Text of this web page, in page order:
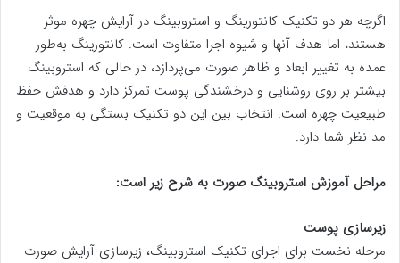
اگرچه هر دو تکنیک کانتورینگ و استروبینگ در آرایش چهره موثر
هستند، اما هدف آنها و شیوه اجرا متفاوت است. کانتورینگ به‌طور
عمده به تغییر ابعاد و ظاهر صورت می‌پردازد، در حالی که استروبینگ
بیشتر بر روی روشنایی و درخشندگی پوست تمرکز دارد و هدفش حفظ
طبیعیت چهره است. انتخاب بین این دو تکنیک بستگی به موقعیت و
مد نظر شما دارد.
مراحل آموزش استروبینگ صورت به شرح زیر است:
زیرسازی پوست
مرحله نخست برای اجرای تکنیک استروبینگ، زیرسازی آرایش صورت